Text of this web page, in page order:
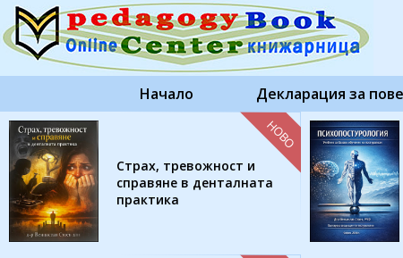
Начало Декларация за
Страх, тревожност и
справяне в денталната
практика
НОВО